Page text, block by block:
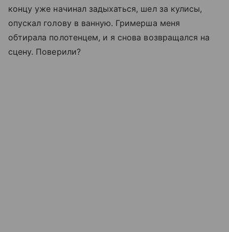
концу уже начинал задыхаться, шел за кулисы,
опускал голову в ванную. Гримерша меня
обтирала полотенцем, и я снова возвращался на
сцену. Поверили?